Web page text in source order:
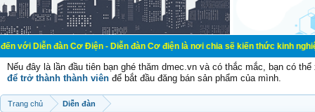
đàn Cơ Điện - Diễn đàn Cơ điện là nơi chia sẽ kiến thức kinh nghiệm
Nếu đây là lần đầu tiên bạn ghé thăm dmec.vn và có thắc mắc, bạn có
để trở thành thành viên để bắt đầu đăng bán sản phẩm của mình.
Trang chủ Diễn đàn